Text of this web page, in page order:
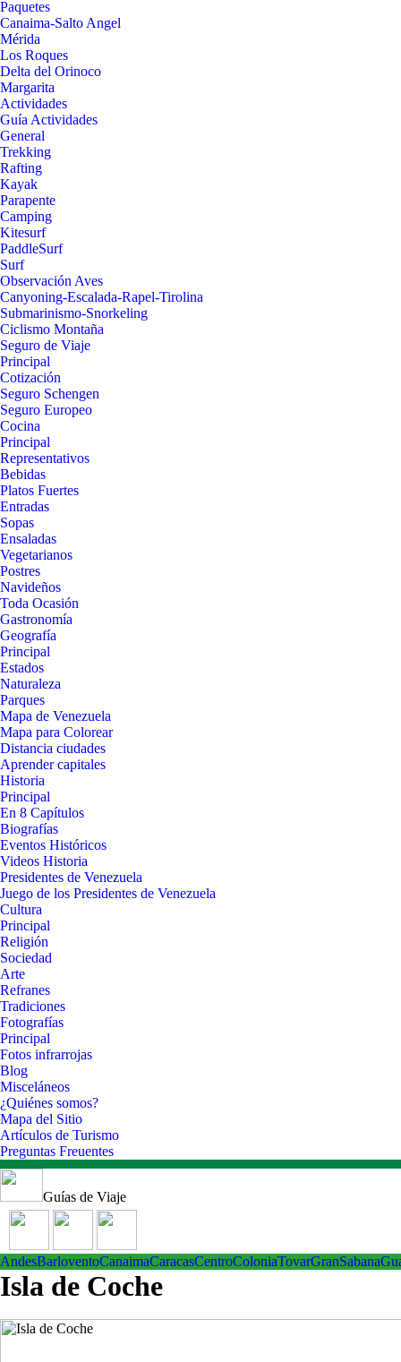
Paquetes
Canaima-Salto Angel
Mérida
Los Roques
Delta del Orinoco
Margarita
Actividades
Guía Actividades
General
Trekking
Rafting
Kayak
Parapente
Camping
Kitesurf
PaddleSurf
Surf
Observación Aves
Canyoning-Escalada-Rapel-Tirolina
Submarinismo-Snorkeling
Ciclismo Montaña
Seguro de Viaje
Principal
Cotización
Seguro Schengen
Seguro Europeo
Cocina
Principal
Representativos
Bebidas
Platos Fuertes
Entradas
Sopas
Ensaladas
Vegetarianos
Postres
Navideños
Toda Ocasión
Gastronomía
Geografía
Principal
Estados
Naturaleza
Parques
Mapa de Venezuela
Mapa para Colorear
Distancia ciudades
Aprender capitales
Historia
Principal
En 8 Capítulos
Biografías
Eventos Históricos
Videos Historia
Presidentes de Venezuela
Juego de los Presidentes de Venezuela
Cultura
Principal
Religión
Sociedad
Arte
Refranes
Tradiciones
Fotografías
Principal
Fotos infrarrojas
Blog
Misceláneos
¿Quiénes somos?
Mapa del Sitio
Artículos de Turismo
Preguntas Freuentes
Guías de Viaje
AndesBarloventoCanaimaCaracasCentroColoniaTovarGranSabana
Isla de Coche